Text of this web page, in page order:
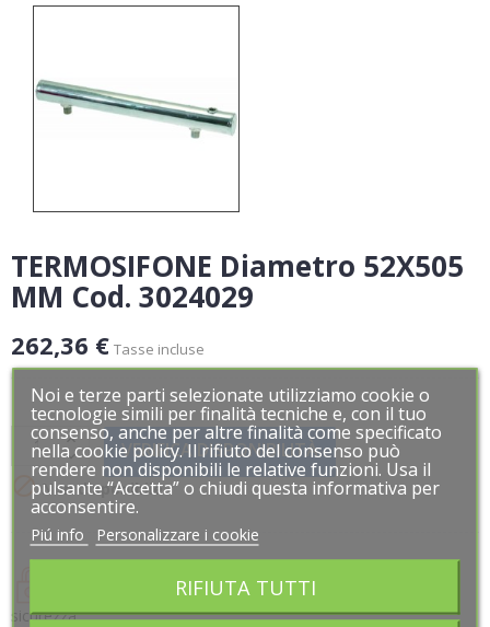
TERMOSIFONE Diametro 52X505
MM Cod. 3024029
262,36 € Tasse incluse
VERIFICA DISPONIBILITÀ
Non disponibile
Il nostro sito utilizza tecnologie per garantire la massima
sicurezza
Noi e terze parti selezionate utilizziamo cookie o
tecnologie simili per finalità tecniche e, con il tuo
consenso, anche per altre finalità come specificato
nella cookie policy. Il rifiuto del consenso può
rendere non disponibili le relative funzioni. Usa il
pulsante “Accetta” o chiudi questa informativa per
acconsentire.
Piú info Personalizzare i cookie
RIFIUTA TUTTI
Noi e terze parti selezionate utilizziamo cookie o
tecnologie simili per finalità tecniche e, con il tuo
consenso, anche per altre finalità come specificato
nella cookie policy. Il rifiuto del consenso può
rendere non disponibili le relative funzioni. Usa il
pulsante “Accetta” o chiudi questa informativa per
acconsentire.
Piú info Personalizzare i cookie
RIFIUTA TUTTI